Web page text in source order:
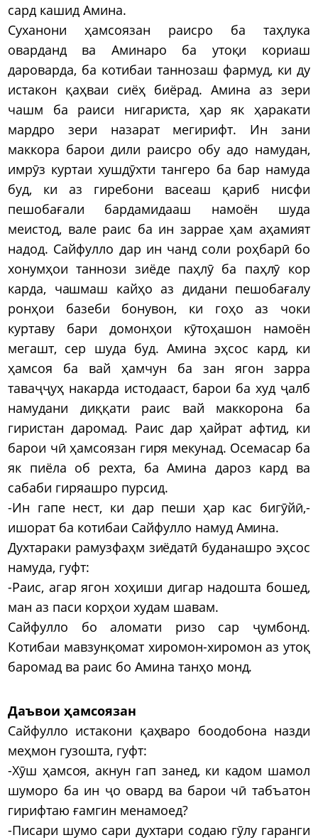
сард кашид Амина.
Суханони ҳамсоязан раисро ба таҳлука
оварданд ва Аминаро ба утоқи кориаш
дароварда, ба котибаи таннозаш фармуд, ки ду
истакон қаҳваи сиёҳ биёрад. Амина аз зери
чашм ба раиси нигариста, ҳар як ҳаракати
мардро зери назарат мегирифт. Ин зани
маккора барои дили раисро обу адо намудан,
имрӯз куртаи хушдӯхти тангеро ба бар намуда
буд, ки аз гиребони васеаш қариб нисфи
пешобағали бардамидааш намоён шуда
меистод, вале раис ба ин заррае ҳам аҳамият
надод. Сайфулло дар ин чанд соли роҳбарӣ бо
хонумҳои таннози зиёде паҳлӯ ба паҳлӯ кор
карда, чашмаш кайҳо аз дидани пешобағалу
ронҳои базеби бонувон, ки гоҳо аз чоки
куртаву бари домонҳои кӯтоҳашон намоён
мегашт, сер шуда буд. Амина эҳсос кард, ки
ҳамсоя ба вай ҳамчун ба зан ягон зарра
таваҷҷуҳ накарда истодааст, барои ба худ ҷалб
намудани диққати раис вай маккорона ба
гиристан даромад. Раис дар ҳайрат афтид, ки
барои чӣ ҳамсоязан гиря мекунад. Осемасар ба
як пиёла об рехта, ба Амина дароз кард ва
сабаби гиряашро пурсид.
-Ин гапе нест, ки дар пеши ҳар кас бигӯйӣ,-
ишорат ба котибаи Сайфулло намуд Амина.
Духтараки рамузфаҳм зиёдатӣ буданашро эҳсос
намуда, гуфт:
-Раис, агар ягон хоҳиши дигар надошта бошед,
ман аз паси корҳои худам шавам.
Сайфулло бо аломати ризо сар ҷумбонд.
Котибаи мавзунқомат хиромон-хиромон аз утоқ
баромад ва раис бо Амина танҳо монд.
Даъвои ҳамсоязан
Сайфулло истакони қаҳваро боодобона назди
меҳмон гузошта, гуфт:
-Хӯш ҳамсоя, акнун гап занед, ки кадом шамол
шуморо ба ин ҷо овард ва барои чӣ табъатон
гирифтаю ғамгин менамоед?
-Писари шумо сари духтари содаю гӯлу гаранги